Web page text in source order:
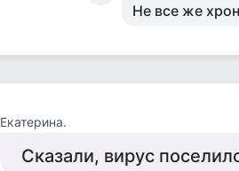
Не все же
Екатерина.
Сказали, вирус